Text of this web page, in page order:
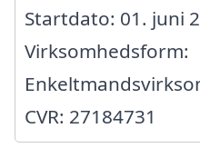
Startdato: 01. juni
Virksomhedsform:
CVR: 27184731